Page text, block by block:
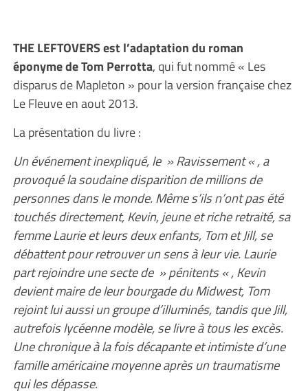
THE LEFTOVERS est l’adaptation du roman
éponyme de Tom Perrotta, qui fut nommé « Les
disparus de Mapleton » pour la version française chez
Le Fleuve en aout 2013.
La présentation du livre :
Un événement inexpliqué, le » Ravissement « , a
provoqué la soudaine disparition de millions de
personnes dans le monde. Même s’ils n’ont pas été
touchés directement, Kevin, jeune et riche retraité, sa
femme Laurie et leurs deux enfants, Tom et Jill, se
débattent pour retrouver un sens à leur vie. Laurie
part rejoindre une secte de » pénitents « , Kevin
devient maire de leur bourgade du Midwest, Tom
rejoint lui aussi un groupe d’illuminés, tandis que Jill,
autrefois lycéenne modèle, se livre à tous les excès.
Une chronique à la fois décapante et intimiste d’une
famille américaine moyenne après un traumatisme
qui les dépasse.